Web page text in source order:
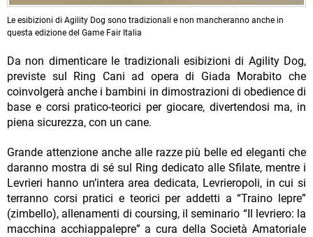
Le esibizioni di Agility Dog sono tradizionali e non mancheranno anche in
questa edizione del Game Fair Italia
Da non dimenticare le tradizionali esibizioni di Agility Dog,
previste sul Ring Cani ad opera di Giada Morabito che
coinvolgerà anche i bambini in dimostrazioni di obedience di
base e corsi pratico-teorici per giocare, divertendosi ma, in
piena sicurezza, con un cane.
Grande attenzione anche alle razze più belle ed eleganti che
daranno mostra di sé sul Ring dedicato alle Sfilate, mentre i
Levrieri hanno un’intera area dedicata, Levrieropoli, in cui si
terranno corsi pratici e teorici per addetti a “Traino lepre”
(zimbello), allenamenti di coursing, il seminario “Il levriero: la
macchina acchiappalepre” a cura della Società Amatoriale